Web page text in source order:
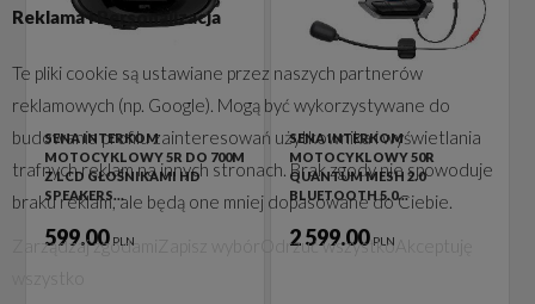
SENA INTERKOM
MOTOCYKLOWY 5R DO 700M
Z LCD GŁOŚNIKAMI HD
SPEAKERS…
599.00 PLN
SENA INTERKOM
MOTOCYKLOWY 50R
QUANTUM MESH 2.0
BLUETOOTH 5.0…
2 599.00 PLN
Reklama i Personalizacja
Te pliki cookie są ustawiane przez naszych partnerów
reklamowych (np. Google). Mogą być wykorzystywane do
budowania profilu zainteresowań użytkownika i wyświetlania
trafnych reklam na innych stronach. Brak zgody nie spowoduje
braku reklam, ale będą one mniej dopasowane do Ciebie.
Zarządzaj zgodami Odrzuć wszystko